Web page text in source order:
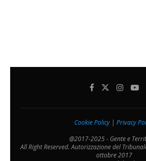
Cookie Policy | Privacy
@2017-2025 - Gente e
All Right Reserved. Autorizzazione del
ottobre 2017